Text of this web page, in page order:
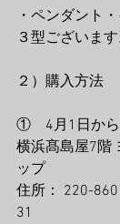
・ペンダント
３型ございます
２）購入方法
①　4月1日か
横浜髙島屋7階
ップ
住所： 220-
31